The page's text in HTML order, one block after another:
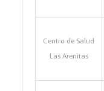
Centro de Salud
Las Arenitas